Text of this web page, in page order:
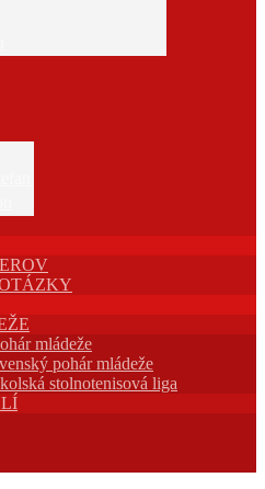
mládeže
pohár mládeže
stolnotenisová liga